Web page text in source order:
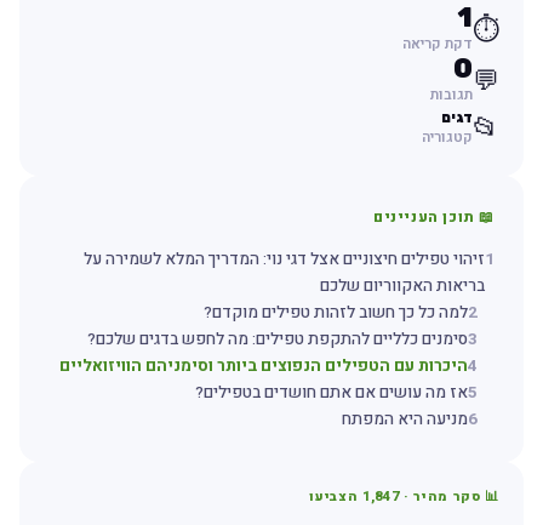
⏱️
1
דקת קריאה
💬
0
תגובות
📂דגים
קטגוריה
📖 תוכן העניינים
זיהוי טפילים חיצוניים אצל דגי נוי: המדריך המלא לשמירה על
בריאות האקווריום שלכם
2למה כל כך חשוב לזהות טפילים מוקדם?
סימנים כלליים להתקפת טפילים: מה לחפש בדגים שלכם?
היכרות עם הטפילים הנפוצים ביותר וסימניהם הוויזואליים
אז מה עושים אם אתם חושדים בטפילים?
6מניעה היא המפתח
📊 סקר מהיר · 1,847הצביעו